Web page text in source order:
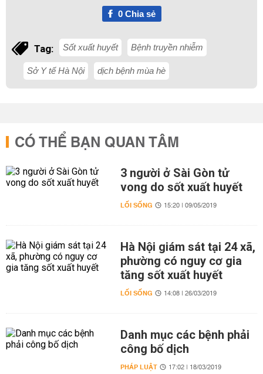
0Chia sẻ
Tag: Sốt xuất huyết Bệnh truyền nhiễm
Sở Y tế Hà Nội dịch bệnh mùa hè
CÓ THỂ BẠN QUAN TÂM
3 người ở Sài Gòn tử
vong do sốt xuất huyết
LỐI SỐNG 15:20 | 09/05/2019
Hà Nội giám sát tại 24 xã,
phường có nguy cơ gia
tăng sốt xuất huyết
LỐI SỐNG 14:08 | 26/03/2019
Danh mục các bệnh phải
công bố dịch
PHÁP LUẬT 17:02 | 18/03/2019